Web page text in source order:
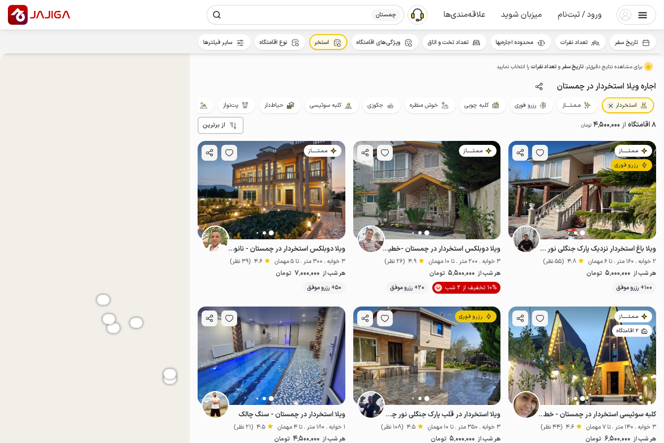
ورود / ثبت‌نام میزبان شوید علاقه‌مندی‌ها چمستان
برای مشاهده نتایج دقیق‌تر، تاریخ سفرو تعداد نفراترا انتخاب نمایید
اجاره ویلا استخردار در چمستان
استخردار مـمـتــــاز رزرو فوری کلبه چوبی خوش منظره جکوزی کلبه سوئیسی حیاط‌دار پت‌نواز
8 اقامتگاه از 4٬500٬000 تومان از برترین
مـمـتــــــاز
رزرو فوری
ویلا باغ استخردار نزدیک پارک جنگلی نور - ط ۲
2 خوابه . 160 متر . تا 6 مهمان 4.8 (55 نظر)
هر شب از 5٬000٬000 تومان
100+ رزرو موفق
موقعیت در نقشه
مـمـتــــــاز
ویلا دوبلکس استخردار در چمستان -خطیب کلا
3 خوابه . 200 متر . تا 10 مهمان 4.9 (26 نظر)
هر شب از 5٬500٬000 تومان
10% تخفیف از 2 شب
20+ رزرو موفق مناسب توان‌یاب
مـمـتــــــاز
ویلا دوبلکس استخردار در چمستان - نانواکلا
3 خوابه . 300 متر . تا 5 مهمان 4.6 (39 نظر)
هر شب از 7٬000٬000 تومان
50+ رزرو موفق
مـمـتــــــاز
2 اقامتگاه
کلبه سوئیسی استخردار در چمستان - خطیب کلا
3 خوابه . 140 متر . تا 7 مهمان 4.6 (44 نظر)
هر شب از 6٬500٬000 تومان
رزرو فوری
ویلا استخردار در قلب پارک جنگلی نور چمستان
3 خوابه . 350 متر . تا 10 مهمان 4.5 (108 نظر)
هر شب از 5٬000٬000 تومان
ویلا استخردار در چمستان - سنگ چالک
1 خوابه . 180 متر . تا 4 مهمان 4.5 (21 نظر)
هر شب از 4٬500٬000 تومان
تاریخ سفر تعداد نفرات محدوده اجاره‌بها تعداد تخت و اتاق ویژگی‌های اقامتگاه استخر نوع اقامتگاه سایر فیلترها